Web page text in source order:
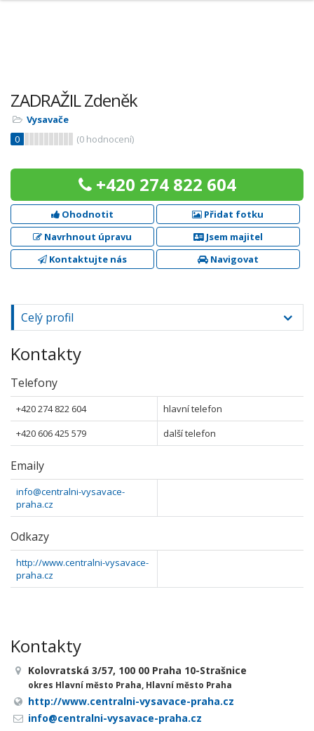
ZADRAŽIL Zdeněk
Vysavače
0
(0 hodnocení)
+420 274 822 604
Ohodnotit
Přidat fotku
Navrhnout úpravu
Jsem majitel
Kontaktujte nás
Navigovat
Celý profil
Kontakty
Telefony
+420 274 822 604
hlavní telefon
+420 606 425 579
další telefon
Emaily
info@centralni-vysavace-
praha.cz
Odkazy
http://www.centralni-vysavace-
praha.cz
Kontakty
Kolovratská 3/57, 100 00 Praha 10-Strašnice
okres Hlavní město Praha, Hlavní město Praha
http://www.centralni-vysavace-praha.cz
info@centralni-vysavace-praha.cz